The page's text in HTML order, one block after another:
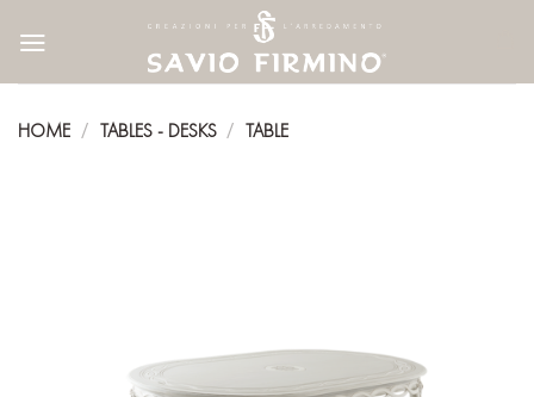
HOME / TABLES - DESKS / TABLE